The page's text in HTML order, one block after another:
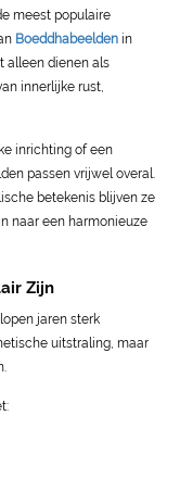
meest populaire
Boeddhabeelden in
alleen dienen als
innerlijke rust,
inrichting of een
passen vrijwel overal.
betekenis blijven ze
naar een harmonieuze
Zijn
jaren sterk
uitstraling, maar